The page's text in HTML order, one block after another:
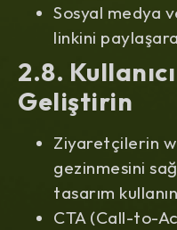
Sosyal medya
linkini
2.8.
Geliştirin
Ziyaretçilerin
gezinmesini
tasarım
CTA (Call-to-